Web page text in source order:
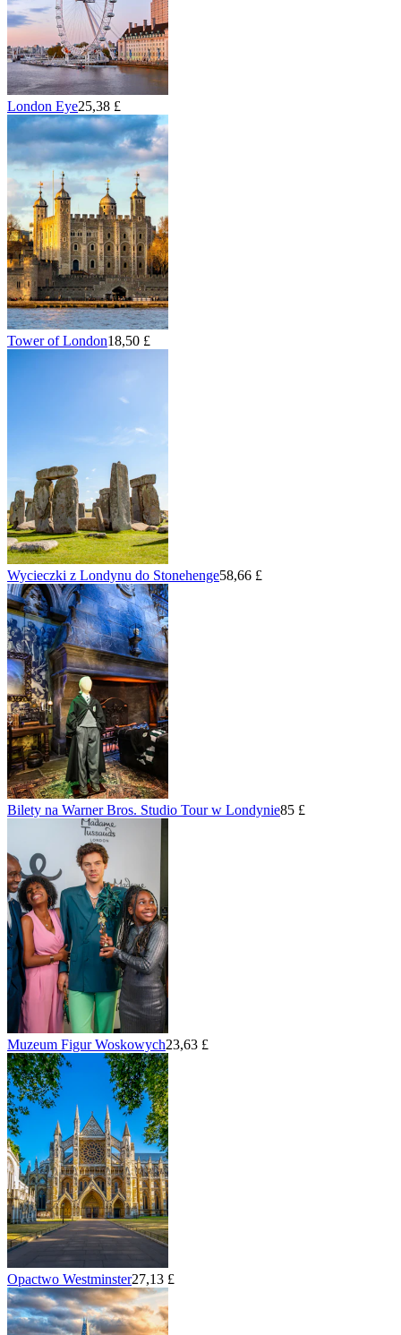
London Eye25,38 £
Tower of London18,50 £
Wycieczki z Londynu do Stonehenge58,66 £
Bilety na Warner Bros. Studio Tour w Londynie85 £
Muzeum Figur Woskowych23,63 £
Opactwo Westminster27,13 £